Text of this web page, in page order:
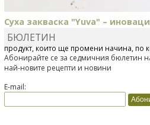
Суха закваска "Yuva" –
Отскоро Лесафр България стартира
продукт, който ще промени начина, по
БЮЛЕТИН
Абонирайте се за седмичния бюлетин
най-новите рецепти и новини
E-mail: